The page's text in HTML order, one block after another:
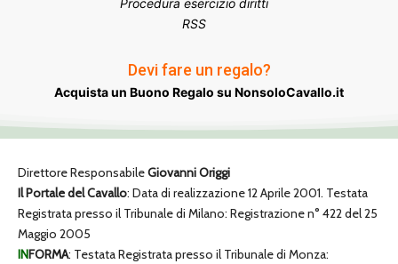
Procedura esercizio diritti
RSS
Devi fare un regalo?
Acquista un Buono Regalo su NonsoloCavallo.it
Direttore ResponsabileGiovanni Origgi
Il Portale del Cavallo: Data di realizzazione 12 Aprile 2001. Testata
Registrata presso il Tribunale di Milano: Registrazione n° 422 del 25
Maggio 2005
INFORMA: Testata Registrata presso il Tribunale di Monza: